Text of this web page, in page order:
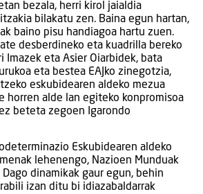
bezala, herri kirol jaialdia
bilakatu zen. Baina egun hartan,
baino pisu handiagoa hartu zuen.
desberdineko eta kuadrilla bereko
Imazek eta Asier Oiarbidek, bata
eta bestea EAJko zinegotzia,
eskubidearen aldeko mezua
horren alde lan egiteko konpromisoa
beteta zegoen Igarondo
Eskubidearen aldeko
lehenengo, Nazioen Munduak
Dago dinamikak gaur egun, behin
izan ditu bi idiazabaldarrak